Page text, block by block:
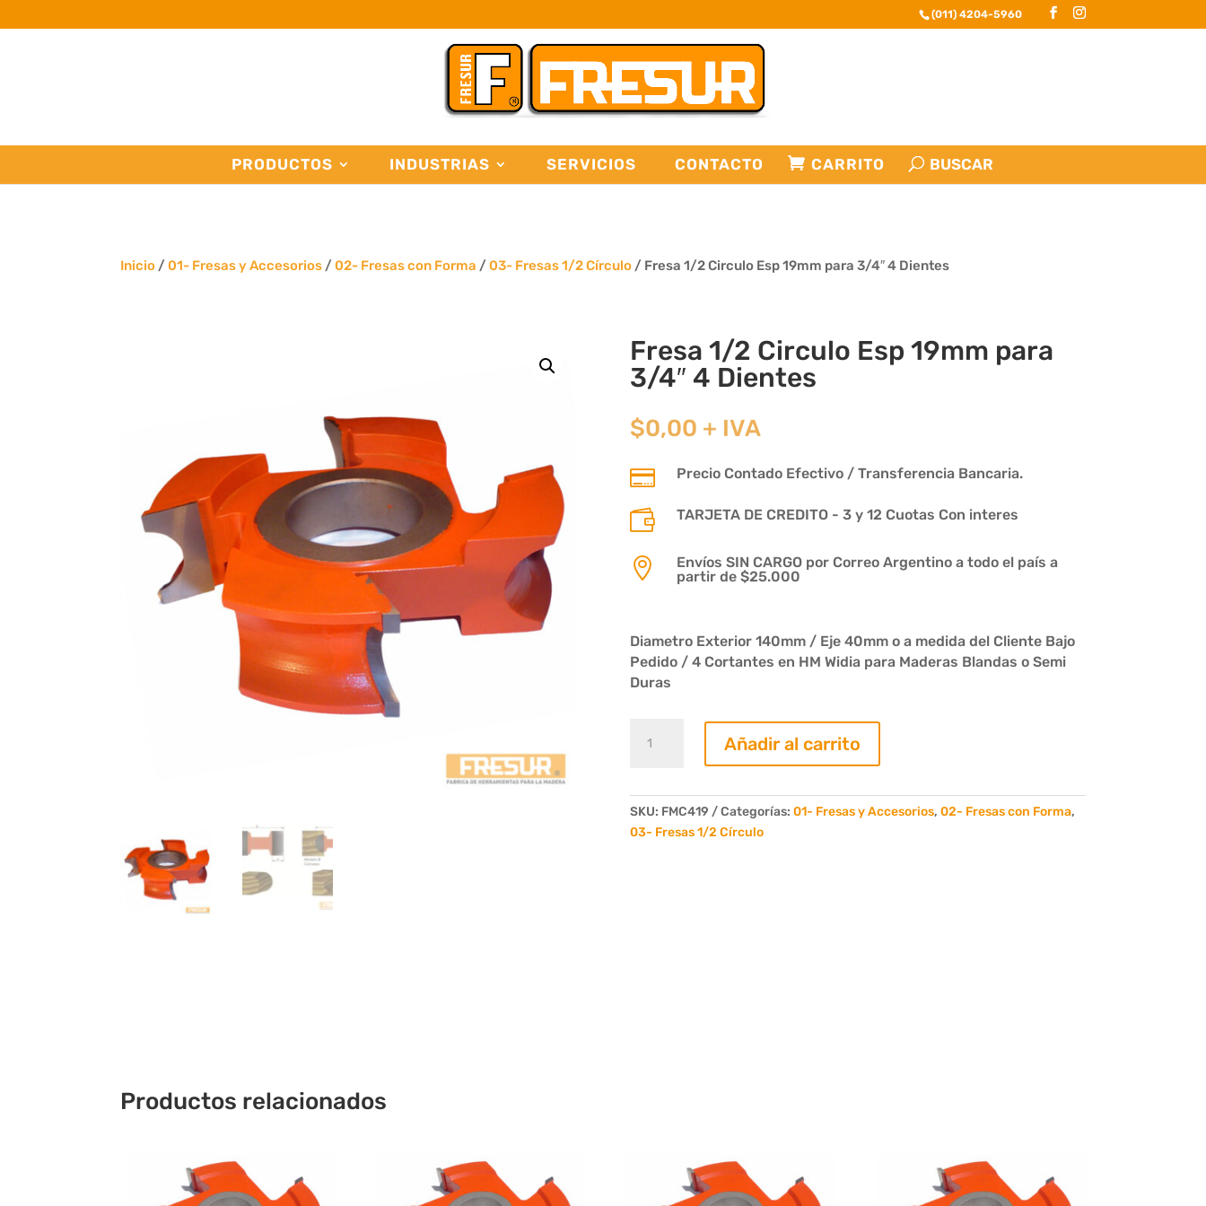
(011) 4204-5960
PRODUCTOS INDUSTRIAS SERVICIOS CONTACTO CARRITO
Inicio /01- Fresas y Accesorios /02- Fresas con Forma /03- Fresas 1/2 Círculo / Fresa 1/2 Circulo Esp 19mm para 3/4″ 4 Dientes
Fresa 1/2 Circulo Esp 19mm para
3/4″ 4 Dientes
$0,00 + IVA
 Precio Contado Efectivo / Transferencia Bancaria.
 TARJETA DE CREDITO - 3 y 12 Cuotas Con interes

Envíos SIN CARGO por Correo Argentino a todo el país a
partir de $25.000
Diametro Exterior 140mm / Eje 40mm o a medida del Cliente Bajo
Pedido / 4 Cortantes en HM Widia para Maderas Blandas o Semi
Duras
19mm
para
Añadir al carrito
SKU: FMC419 Categorías: 01- Fresas y Accesorios, 02- Fresas con Forma,
03- Fresas 1/2 Círculo
Productos relacionados